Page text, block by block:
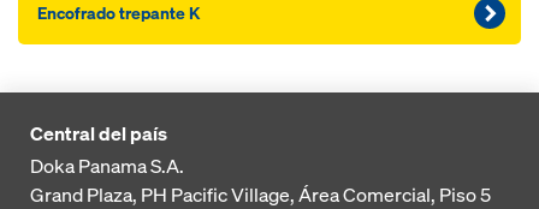
Encofrado trepante K
Central del país
Doka Panama S.A.
Grand Plaza, PH Pacific Village, Área Comercial, Piso 5